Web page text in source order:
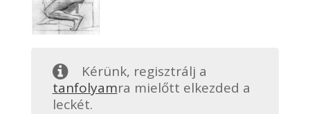
Kérünk, regisztrálj a
tanfolyamra mielőtt elkezded a
leckét.